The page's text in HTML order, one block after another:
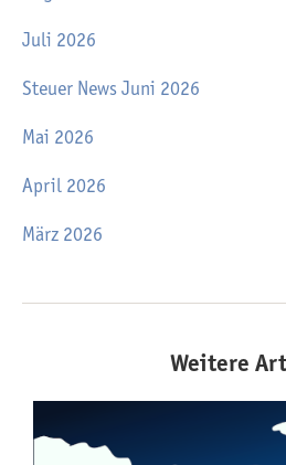
Juli 2026
Steuer News Juni 2026
Mai 2026
April 2026
März 2026
Weitere